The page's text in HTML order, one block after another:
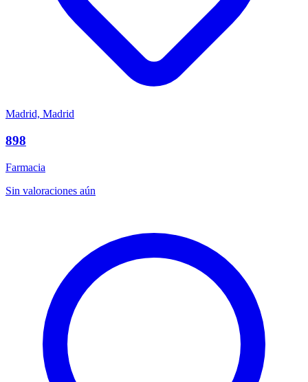
Madrid, Madrid
898
Farmacia
Sin valoraciones aún